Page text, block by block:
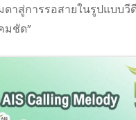
าสู่การรอสายในรูปแบบ
มชัด”